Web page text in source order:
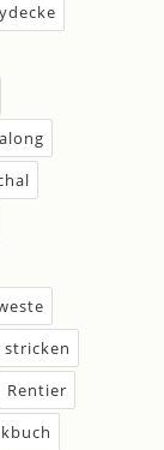
stricken
Rentier